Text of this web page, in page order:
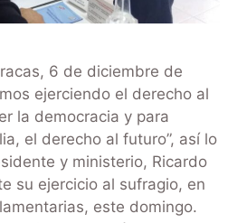
6 de diciembre de
ejerciendo el derecho al
la democracia y para
el derecho al futuro”, así lo
y ministerio, Ricardo
su ejercicio al sufragio, en
este domingo.